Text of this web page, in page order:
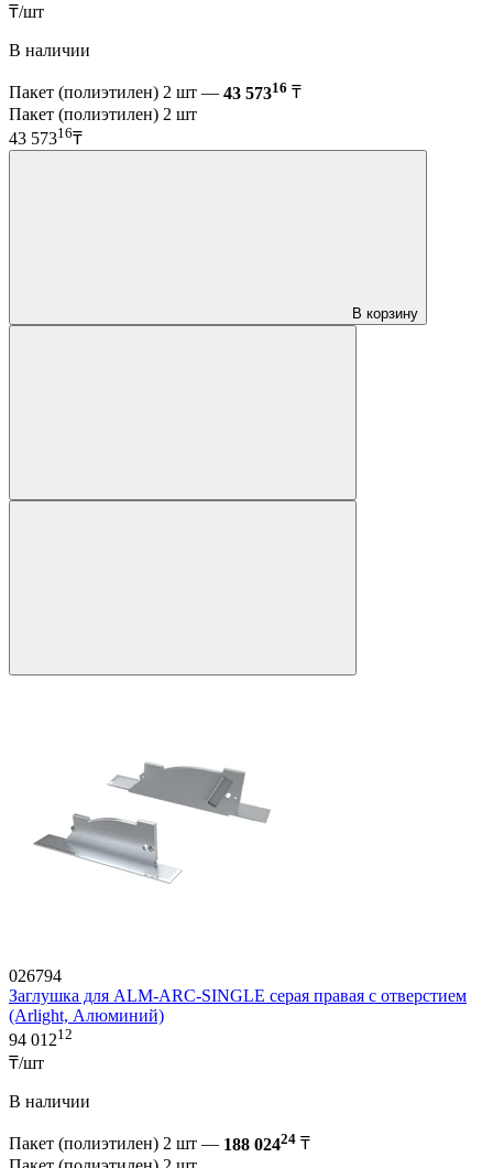
₸/шт
В наличии
Пакет (полиэтилен) 2 шт — 43 57316 ₸
Пакет (полиэтилен) 2 шт
43 57316₸
В корзину
026794
Заглушка для ALM-ARC-SINGLE серая правая с отверстием
(Arlight, Алюминий)
94 01212
₸/шт
В наличии
Пакет (полиэтилен) 2 шт — 188 02424 ₸